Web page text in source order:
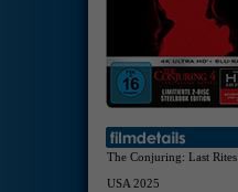
The Conjuring: Last Rites
USA 2025